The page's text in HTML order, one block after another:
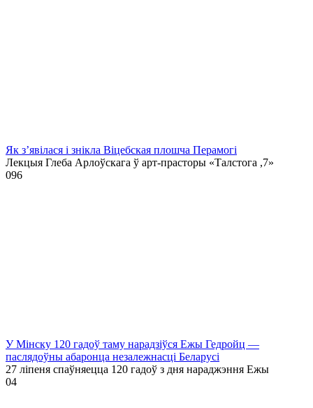
Як з’явілася і знікла Віцебская плошча Перамогі
Лекцыя Глеба Арлоўскага ў арт-прасторы «Талстога ,7»
096
У Мінску 120 гадоў таму нарадзіўся Ежы Гедройц —
паслядоўны абаронца незалежнасці Беларусі
27 ліпеня спаўняецца 120 гадоў з дня нараджэння Ежы
04